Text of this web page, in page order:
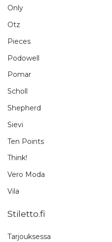
Only
Otz
Pieces
Podowell
Pomar
Scholl
Shepherd
Sievi
Ten Points
Think!
Vero Moda
Vila
Stiletto.fi
Tarjouksessa